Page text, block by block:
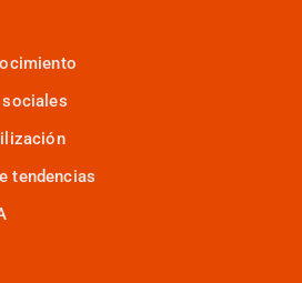
sociales
tendencias